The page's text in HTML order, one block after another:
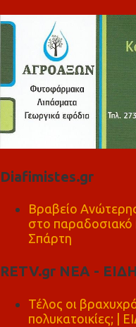
Diafimistes.gr
Βραβείο
στο
Σπάρτη
RETV.gr ΝΕΑ -
Τέλος οι
πολυκατοικίες; |